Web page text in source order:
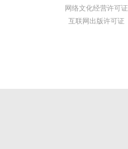
网络文化经营许可证
互联网出版许可证